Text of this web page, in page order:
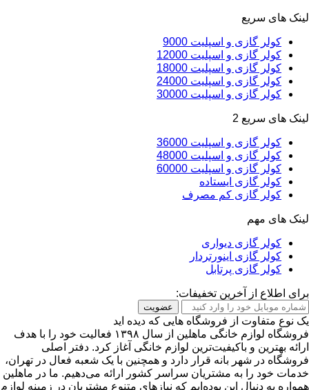
لینک های سریع
کولر گازی و اسپلیت 9000
کولر گازی و اسپلیت 12000
کولر گازی و اسپلیت 18000
کولر گازی و اسپلیت 24000
کولر گازی و اسپلیت 30000
لینک های سریع 2
کولر گازی و اسپلیت 36000
کولر گازی و اسپلیت 48000
کولر گازی و اسپلیت 60000
کولر گازی ایستاده
کولر گازی کم مصرف
لینک های مهم
کولر گازی دیواری
کولر گازی اینورتردار
کولر گازی پرتابل
برای اطلاع از آخرین تخفیفات:
عضویت
یک نوع متفاوت از فروشگاه هایی که دیده اید
فروشگاه لوازم خانگی ماهلین از سال ۱۳۹۸ فعالیت خود را با هدف
ارائه بهترین و باکیفیت‌ترین لوازم خانگی آغاز کرد. دفتر اصلی
فروشگاه در شهر بانه قرار دارد و همچنین با یک شعبه فعال در تهران،
خدمات خود را به مشتریان سراسر کشور ارائه می‌دهیم. ما در ماهلین
همواره به دنبال این بوده‌ایم که نیازهای متنوع مشتریان در زمینه لوازم